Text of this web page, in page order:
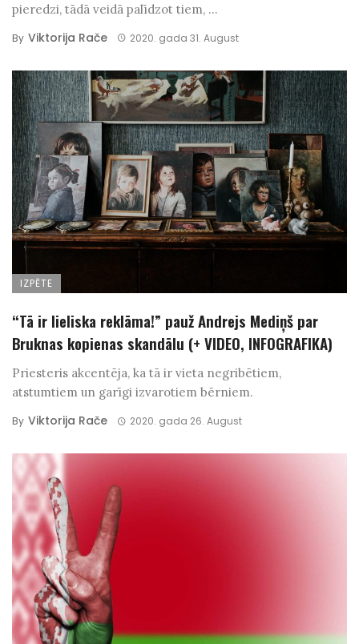
pieredzi, tādā veidā palīdzot tiem, ...
By Viktorija Rače 2020. gada 31. August
IZPĒTE
“Tā ir lieliska reklāma!” pauž Andrejs Mediņš par
Bruknas kopienas skandālu (+ VIDEO, INFOGRAFIKA)
Priesteris akcentēja, ka tā ir vieta negribētiem,
atstumtiem un garīgi izvarotiem bērniem.
By Viktorija Rače 2020. gada 26. August